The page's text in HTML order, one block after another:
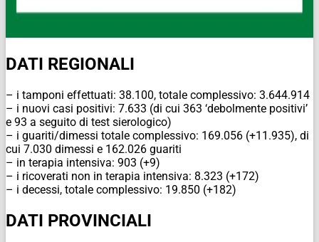
DATI REGIONALI
– i tamponi effettuati: 38.100, totale complessivo: 3.644.914
– i nuovi casi positivi: 7.633 (di cui 363 ‘debolmente positivi’
e 93 a seguito di test sierologico)
– i guariti/dimessi totale complessivo: 169.056 (+11.935), di
cui 7.030 dimessi e 162.026 guariti
– in terapia intensiva: 903 (+9)
– i ricoverati non in terapia intensiva: 8.323 (+172)
– i decessi, totale complessivo: 19.850 (+182)
DATI PROVINCIALI